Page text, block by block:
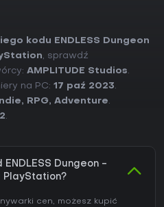
kodu ENDLESS Dungeon
, sprawdź
AMPLITUDE Studios.
na PC: 17 paź 2023.
Indie, RPG, Adventure.
.
Dungeon -
PlayStation?
cen, możesz kupić